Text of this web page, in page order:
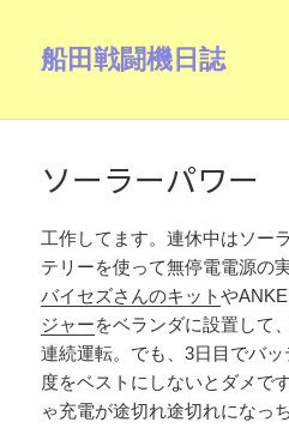
船田戦闘機日誌
ソーラーパワー
工作してます。連休中はソー
テリーを使って無停電電源の
バイセズさんのキットや
ジャーをベランダに設置して
連続運転。でも、3日目でバ
度をベストにしないとダメで
ゃ充電が途切れ途切れになっ